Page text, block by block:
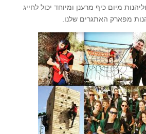
מיום כיף מרענן ומיוחד יכול לחייג